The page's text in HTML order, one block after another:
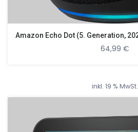
64,99 €
inkl. 19 % MwSt.